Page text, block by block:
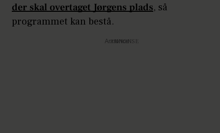
der skal overtaget Jørgens plads, så
programmet kan bestå.
Annonce